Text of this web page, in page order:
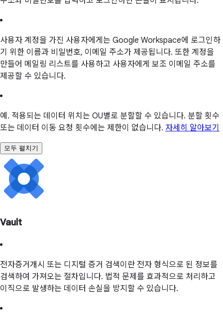
사용자 계정을 가진 사용자에게는 Google Workspace에 로그인하
기 위한 이름과 비밀번호, 이메일 주소가 제공됩니다. 또한 계정을
만들어 메일링 리스트를 사용하고 사용자에게 보조 이메일 주소를
제공할 수 있습니다.
예. 적용되는 데이터 위치는 OU별로 분할할 수 있습니다. 분할 횟수
또는 데이터 이동 요청 횟수에는 제한이 없습니다. 자세히 알아보기
모두 펼치기
Vault
전자증거개시 또는 디지털 증거 검색이란 전자 형식으로 된 정보를
검색하여 가져오는 절차입니다. 법적 문제를 효과적으로 처리하고
이직으로 발생하는 데이터 손실을 방지할 수 있습니다.